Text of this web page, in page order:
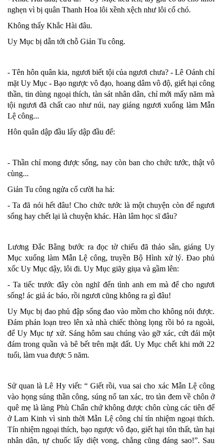
nghẹn vì bị quân Thanh Hoa lôi xềnh xệch như lôi cổ chó.
Không thấy Khắc Hài đâu.
Uy Mục bị dẫn tới chỗ Giản Tu công.
- Tên hôn quân kia, ngươi biết tội của ngươi chưa? - Lê Oánh chỉ
mặt Uy Mục - Bạo ngược vô đạo, hoang dâm vô độ, giết hại công
thần, tin dùng ngoại thích, tàn sát nhân dân, chỉ mới mấy năm mà
tội ngươi đã chất cao như núi, nay giáng ngươi xuống làm Mẫn
Lệ công...
Hôn quân dập đầu lấy dập đầu để:
- Thần chỉ mong được sống, nay còn ban cho chức tước, thật vô
cùng...
Giản Tu công ngửa cổ cười ha hả:
- Ta đã nói hết đâu! Cho chức tước là một chuyện còn để ngươi
sống hay chết lại là chuyện khác. Hàn lâm học sĩ đâu?
Lương Đắc Bằng bước ra đọc tờ chiếu đã thảo sẵn, giáng Uy
Mục xuống làm Mẫn Lệ công, truyền Bộ Hình xử lý. Đao phủ
xốc Uy Mục dậy, lôi đi. Uy Mục giãy giụa và gầm lên:
- Ta tiếc trước đây còn nghĩ đến tình anh em mà để cho ngươi
sống! ác giả ác báo, rồi ngươi cũng không ra gì đâu!
Uy Mục bị đao phủ đập sống đao vào mồm cho không nói được.
Đám phản loạn treo lên xà nhà chiếc thòng lọng rồi bỏ ra ngoài,
để Uy Mục tự xử. Sáng hôm sau chúng vào gỡ xác, cứt đái một
đám trong quần và bê bết trên mặt đất. Uy Mục chết khi mới 22
tuổi, làm vua được 5 năm.
Sử quan là Lê Hy viết: “ Giết rồi, vua sai cho xác Mẫn Lệ công
vào họng súng thần công, súng nổ tan xác, tro tàn đem về chôn ở
quê mẹ là làng Phù Chẩn chứ không được chôn cùng các tiên đế
ở Lam Kinh vì sinh thời Mẫn Lệ công chỉ tín nhiệm ngoại thích.
Tín nhiệm ngoại thích, bạo ngược vô đạo, giết hại tôn thất, tàn hại
nhân dân, tự chuốc lấy diệt vong, chẳng cũng đáng sao!”. Sau